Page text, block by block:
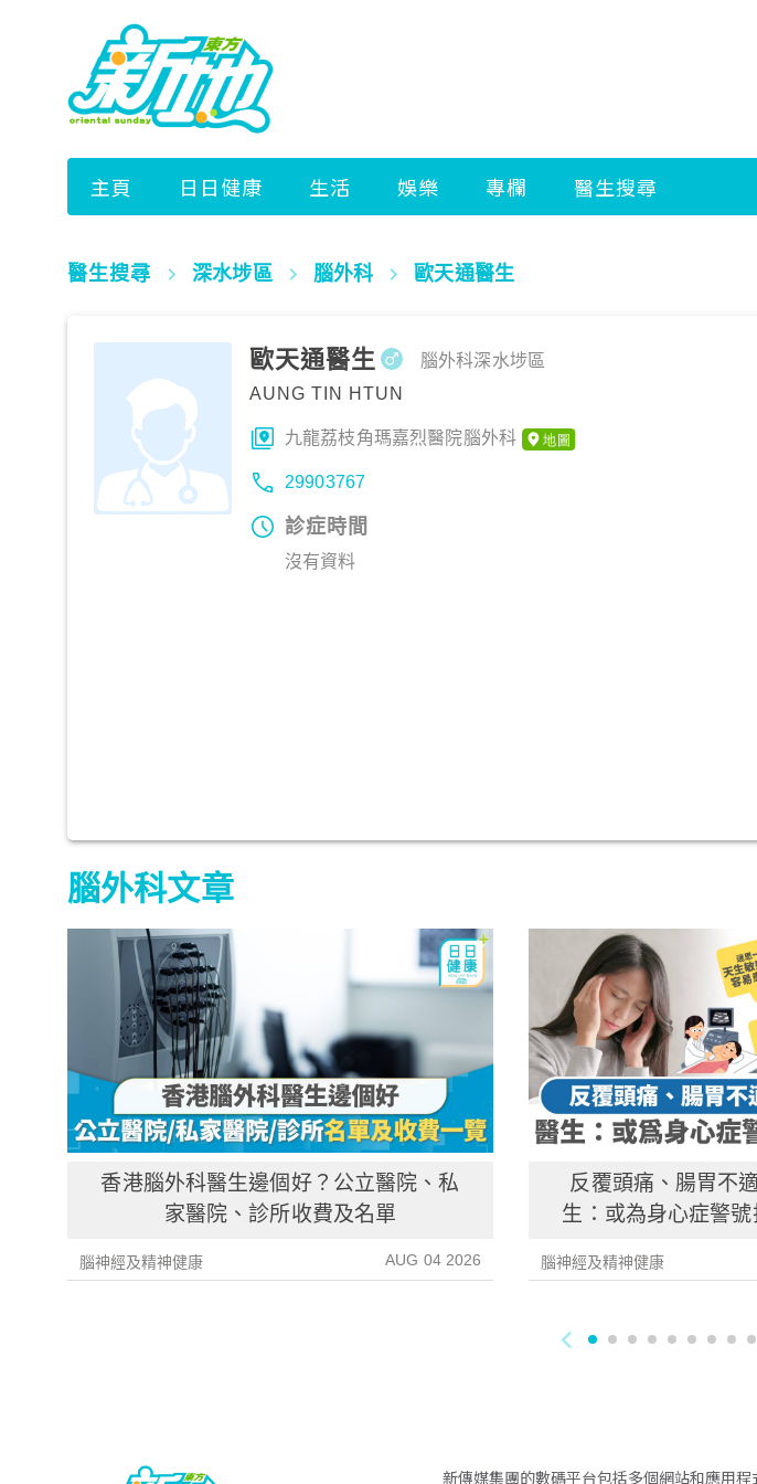
醫生搜尋 深水埗區 腦外科 歐天通醫生
歐天通醫生
AUNG TIN HTUN
腦外科深水埗區
九龍荔枝角瑪嘉烈醫院腦外科
29903767
診症時間
沒有資料
腦外科文章
香港腦外科醫生邊個好？公立醫院、私
家醫院、診所收費及名單
腦神經及精神健康 AUG 04 2026
反覆頭痛、腸胃不
生：或為身心症警
腦神經及精神健康